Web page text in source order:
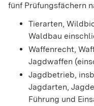
fünf Prüfungsfächern
Tierarten,
Waldbau
Waffenrecht,
Jagdwaffen
Jagdbetrieb,
Jagdarten,
Führung und